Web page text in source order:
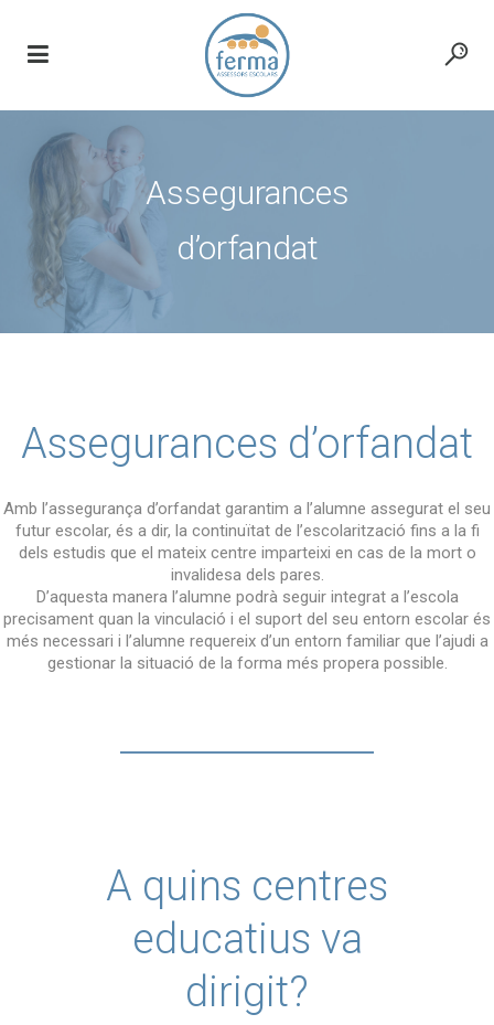
Assegurances
d’orfandat
Assegurances d’orfandat
Amb l’assegurança d’orfandat garantim a l’alumne assegurat el seu
futur escolar, és a dir, la continuïtat de l’escolarització fins a la fi
dels estudis que el mateix centre imparteixi en cas de la mort o
invalidesa dels pares.
D’aquesta manera l’alumne podrà seguir integrat a l’escola
precisament quan la vinculació i el suport del seu entorn escolar és
més necessari i l’alumne requereix d’un entorn familiar que l’ajudi a
gestionar la situació de la forma més propera possible.
A quins centres
educatius va
dirigit?